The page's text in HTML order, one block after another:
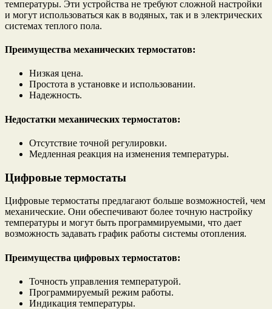
температуры. Эти устройства не требуют сложной настройки
и могут использоваться как в водяных, так и в электрических
системах теплого пола.
Преимущества механических термостатов:
Низкая цена.
Простота в установке и использовании.
Надежность.
Недостатки механических термостатов:
Отсутствие точной регулировки.
Медленная реакция на изменения температуры.
Цифровые термостаты
Цифровые термостаты предлагают больше возможностей, чем
механические. Они обеспечивают более точную настройку
температуры и могут быть программируемыми, что дает
возможность задавать график работы системы отопления.
Преимущества цифровых термостатов:
Точность управления температурой.
Программируемый режим работы.
Индикация температуры.